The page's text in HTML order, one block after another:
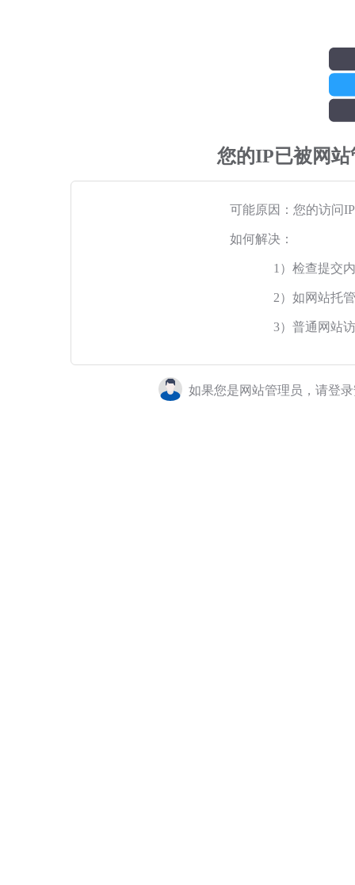
您的IP已被网
可能原因：您的访问
如何解决：
1）检查提交
2）如网站托
3）普通网站
如果您是网站管理员，请登